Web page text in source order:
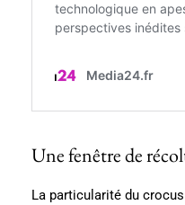
Une fenêtre de
La particularité du